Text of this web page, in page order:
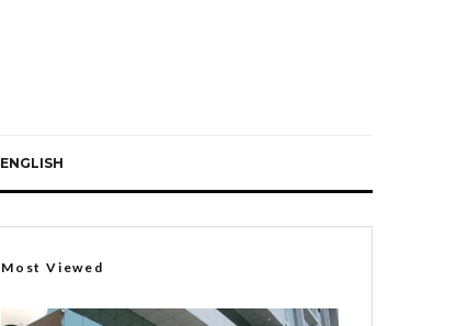
ENGLISH
Most Viewed